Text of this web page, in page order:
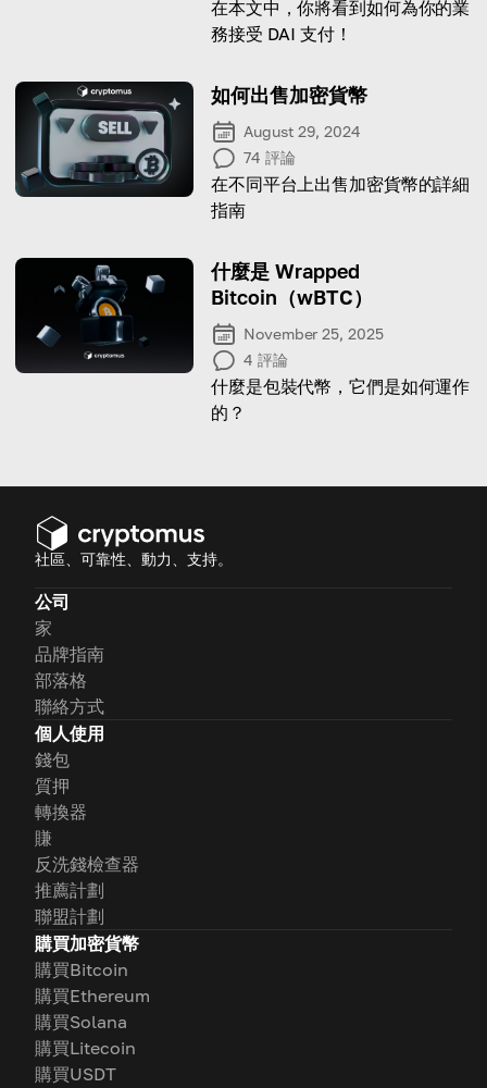
在本文中，你將看到如何為你的業
務接受 DAI 支付！
如何出售加密貨幣
August 29, 2024
74 評論
在不同平台上出售加密貨幣的詳細
指南
什麼是 Wrapped
Bitcoin（wBTC）
November 25, 2025
4 評論
什麼是包裝代幣，它們是如何運作
的？
社區、可靠性、動力、支持。
公司
家
品牌指南
部落格
聯絡方式
個人使用
錢包
質押
轉換器
賺
反洗錢檢查器
推薦計劃
聯盟計劃
購買加密貨幣
購買Bitcoin
購買Ethereum
購買Solana
購買Litecoin
購買USDT